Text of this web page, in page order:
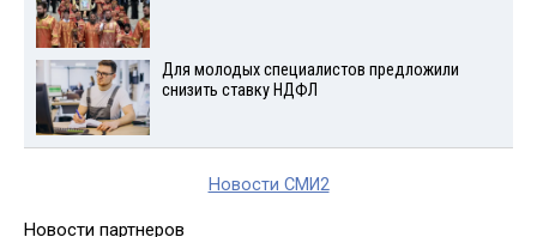
Для молодых специалистов предложили
снизить ставку НДФЛ
Новости СМИ2
Новости партнеров